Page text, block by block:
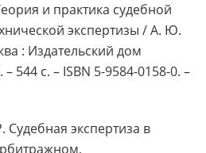
и практика судебной
экспертизы / А. Ю.
: Издательский дом
544 с. – ISBN 5-9584-0158-0. –
Судебная экспертиза в